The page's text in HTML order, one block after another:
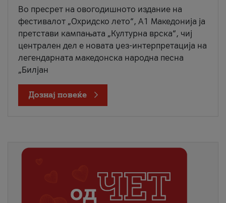
Во пресрет на овогодишното издание на
фестивалот „Охридско лето“, А1 Македонија ја
претстави кампањата „Културна врска“, чиј
централен дел е новата џез-интерпретација на
легендарната македонска народна песна
„Билјан
Дознај повеќе